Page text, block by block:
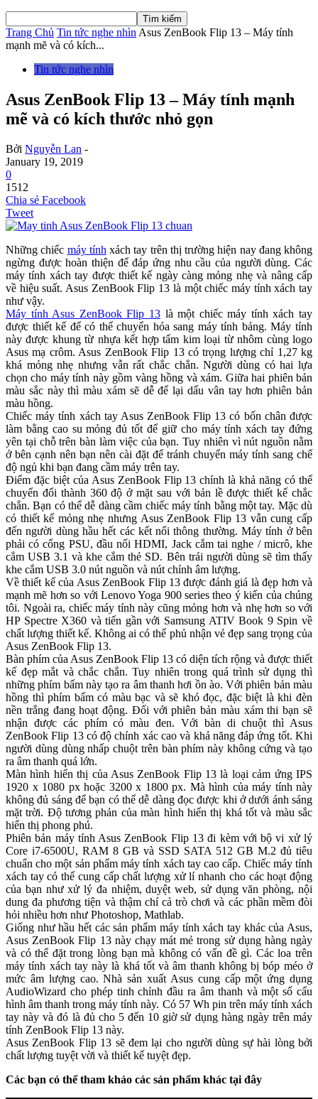
Trang Chủ Tin tức nghe nhìn Asus ZenBook Flip 13 – Máy tính
mạnh mẽ và có kích...
Tin tức nghe nhìn
Asus ZenBook Flip 13 – Máy tính mạnh
mẽ và có kích thước nhỏ gọn
Bởi Nguyễn Lan -
January 19, 2019
0
1512
Chia sẻ Facebook
Tweet
Những chiếc máy tính xách tay trên thị trường hiện nay đang không
ngừng được hoàn thiện để đáp ứng nhu cầu của người dùng. Các
máy tính xách tay được thiết kế ngày càng mỏng nhẹ và nâng cấp
về hiệu suất. Asus ZenBook Flip 13 là một chiếc máy tính xách tay
như vậy.
Máy tính Asus ZenBook Flip 13là một chiếc máy tính xách tay
được thiết kế để có thể chuyển hóa sang máy tính bảng. Máy tính
này được khung từ nhựa kết hợp tấm kim loại từ nhôm cùng logo
Asus mạ crôm. Asus ZenBook Flip 13 có trọng lượng chỉ 1,27 kg
khá mỏng nhẹ nhưng vẫn rất chắc chắn. Người dùng có hai lựa
chọn cho máy tính này gồm vàng hồng và xám. Giữa hai phiên bản
màu sắc này thì màu xám sẽ dễ để lại dấu vân tay hơn phiên bản
màu hồng.
Chiếc máy tính xách tay Asus ZenBook Flip 13 có bốn chân được
làm bằng cao su mỏng đủ tốt để giữ cho máy tính xách tay đứng
yên tại chỗ trên bàn làm việc của bạn. Tuy nhiên vì nút nguồn nằm
ở bên cạnh nên bạn nên cài đặt để tránh chuyển máy tính sang chế
độ ngủ khi bạn đang cầm máy trên tay.
Điểm đặc biệt của Asus ZenBook Flip 13 chính là khả năng có thể
chuyển đổi thành 360 độ ở mặt sau với bản lề được thiết kế chắc
chắn. Bạn có thể dễ dàng cầm chiếc máy tính bằng một tay. Mặc dù
có thiết kế mỏng nhẹ nhưng Asus ZenBook Flip 13 vẫn cung cấp
đến người dùng hầu hết các kết nối thông thường. Máy tính ở bên
phải có cổng PSU, đầu nối HDMI, Jack cắm tai nghe / micrô, khe
cắm USB 3.1 và khe cắm thẻ SD. Bên trái người dùng sẽ tìm thấy
khe cắm USB 3.0 nút nguồn và nút chỉnh âm lượng.
Về thiết kế của Asus ZenBook Flip 13 được đánh giá là đẹp hơn và
mạnh mẽ hơn so với Lenovo Yoga 900 series theo ý kiến của chúng
tôi. Ngoài ra, chiếc máy tính này cũng mỏng hơn và nhẹ hơn so với
HP Spectre X360 và tiến gần với Samsung ATIV Book 9 Spin về
chất lượng thiết kế. Không ai có thể phủ nhận vẻ đẹp sang trọng của
Asus ZenBook Flip 13.
Bàn phím của Asus ZenBook Flip 13 có diện tích rộng và được thiết
kế đẹp mắt và chắc chắn. Tuy nhiên trong quá trình sử dụng thì
những phím bấm này tạo ra âm thanh hơi ồn ào. Với phiên bản màu
hồng thì phím bấm có màu bạc và sẽ khó đọc, đặc biệt là khi đèn
nền trắng đang hoạt động. Đối với phiên bản màu xám thi bạn sẽ
nhận được các phím có màu đen. Với bàn di chuột thì Asus
ZenBook Flip 13 có độ chính xác cao và khả năng đáp ứng tốt. Khi
người dùng dùng nhấp chuột trên bàn phím này không cứng và tạo
ra âm thanh quá lớn.
Màn hình hiển thị của Asus ZenBook Flip 13 là loại cảm ứng IPS
1920 x 1080 px hoặc 3200 x 1800 px. Mà hình của máy tính này
không đủ sáng để bạn có thể dễ dàng đọc được khi ở dưới ánh sáng
mặt trời. Độ tương phản của màn hình hiển thị khá tốt và màu sắc
hiển thị phong phú.
Phiên bản máy tính Asus ZenBook Flip 13 đi kèm với bộ vi xử lý
Core i7-6500U, RAM 8 GB và SSD SATA 512 GB M.2 đủ tiêu
chuẩn cho một sản phẩm máy tính xách tay cao cấp. Chiếc máy tính
xách tay có thể cung cấp chất lượng xử lí nhanh cho các hoạt động
của bạn như xử lý đa nhiệm, duyệt web, sử dụng văn phòng, nội
dung đa phương tiện và thậm chí cả trò chơi và các phần mềm đòi
hỏi nhiều hơn như Photoshop, Mathlab.
Giống như hầu hết các sản phẩm máy tính xách tay khác của Asus,
Asus ZenBook Flip 13 này chạy mát mẻ trong sử dụng hàng ngày
và có thể đặt trong lòng bạn mà không có vấn đề gì. Các loa trên
máy tính xách tay này là khá tốt và âm thanh không bị bóp méo ở
mức âm lượng cao. Nhà sản xuất Asus cung cấp một ứng dụng
AudioWizard cho phép tinh chỉnh đầu ra âm thanh và một số cấu
hình âm thanh trong máy tính này. Có 57 Wh pin trên máy tính xách
tay này và đó là đủ cho 5 đến 10 giờ sử dụng hàng ngày trên máy
tính ZenBook Flip 13 này.
Asus ZenBook Flip 13 sẽ đem lại cho người dùng sự hài lòng bởi
chất lượng tuyệt vời và thiết kế tuyệt đẹp.
Các bạn có thể tham khảo các sản phẩm khác tại đây